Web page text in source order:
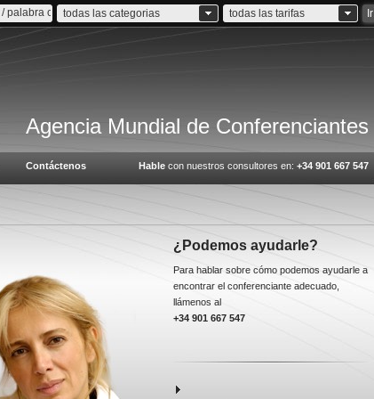
todas las categorias todas las tarifas Ir
Agencia Mundial de Conferenciantes
Contáctenos Hable con nuestros consultores en: +34 901 667 547
¿Podemos ayudarle?
Para hablar sobre cómo podemos ayudarle a
encontrar el conferenciante adecuado,
llámenos al
+34 901 667 547